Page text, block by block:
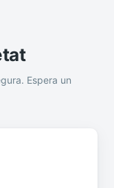
Espera un